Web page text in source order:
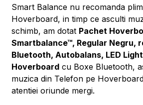
Smart Balance nu recomanda
Hoverboard, in timp ce asculti
schimb, am dotat Pachet
Smartbalance™, Regular Negru,
Bluetooth, Autobalans, LED
Hoverboard cu Boxe Bluetooth,
muzica din Telefon pe
atentiei oriunde mergi.